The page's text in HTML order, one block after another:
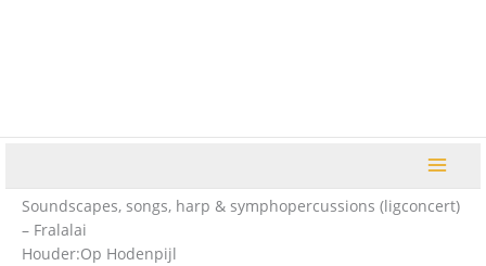
Soundscapes, songs, harp & symphopercussions (ligconcert)
– Fralalai
Houder:Op Hodenpijl